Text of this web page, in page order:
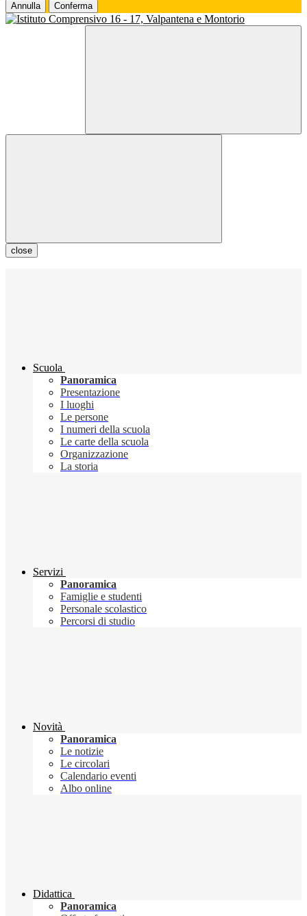
Annulla Conferma
close
Scuola
Panoramica
Presentazione
I luoghi
Le persone
I numeri della scuola
Le carte della scuola
Organizzazione
La storia
Servizi
Panoramica
Famiglie e studenti
Personale scolastico
Percorsi di studio
Novità
Panoramica
Le notizie
Le circolari
Calendario eventi
Albo online
Didattica
Panoramica